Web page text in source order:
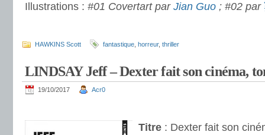
Illustrations : #01 Covertart par Jian Guo ; #02 par
HAWKINS Scott fantastique horreur, thriller
LINDSAY Jeff – Dexter fait son cinéma,
19/10/2017 Acr0
Titre : Dexter fait son